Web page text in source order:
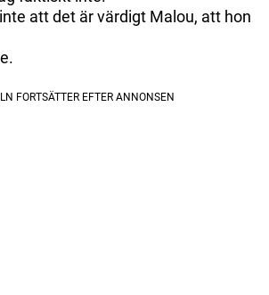
att det är värdigt Malou, att hon